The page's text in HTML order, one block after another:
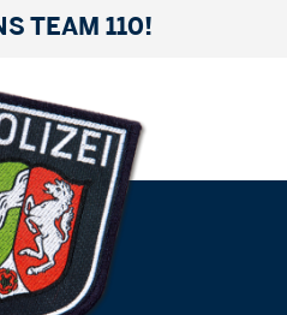
TEAM 110!